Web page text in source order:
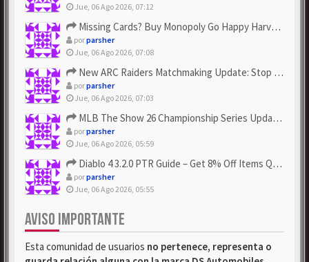
Jue, 06 Ago 2026, 07:12
Missing Cards? Buy Monopoly Go Happy Harvest with Looney Tun...
porparsher
Jue, 06 Ago 2026, 07:08
New ARC Raiders Matchmaking Update: Stop Failed - Grab Bluep...
porparsher
Jue, 06 Ago 2026, 07:03
MLB The Show 26 Championship Series Update! Get Cheap & ...
porparsher
Jue, 06 Ago 2026, 05:59
Diablo 4 3.2.0 PTR Guide – Get 8% Off Items Quickly to Test ...
porparsher
Jue, 06 Ago 2026, 05:55
AVISO IMPORTANTE
Esta comunidad de usuarios no pertenece, representa o